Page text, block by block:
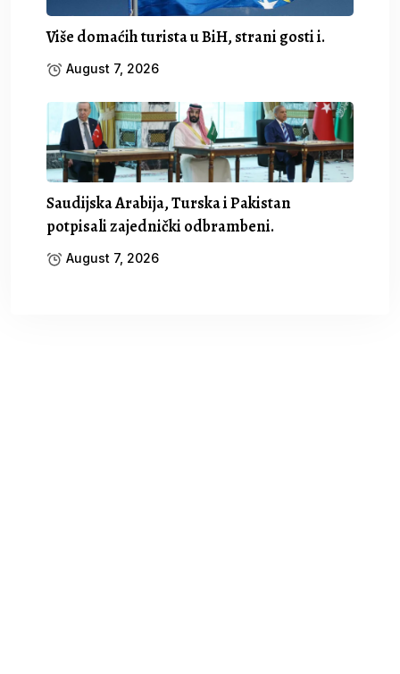
Više domaćih turista u BiH, strani gosti i.
August 7, 2026
Saudijska Arabija, Turska i Pakistan
potpisali zajednički odbrambeni.
August 7, 2026